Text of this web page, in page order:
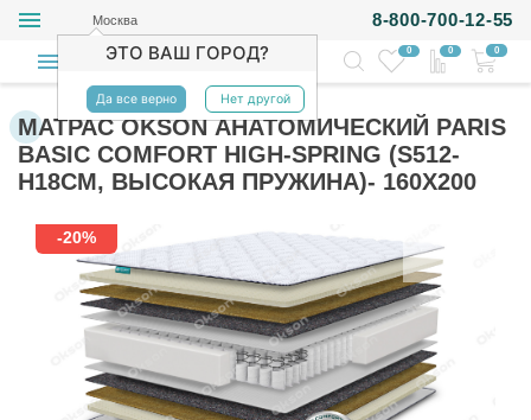
Москва
ЭТО ВАШ ГОРОД?
Да все верно Нет другой
8-800-700-12-55
0 0 0
МАТРАС OKSON АНАТОМИЧЕСКИЙ PARIS
BASIC COMFORT HIGH-SPRING (S512-
H18СМ, ВЫСОКАЯ ПРУЖИНА)- 160Х200
-20%